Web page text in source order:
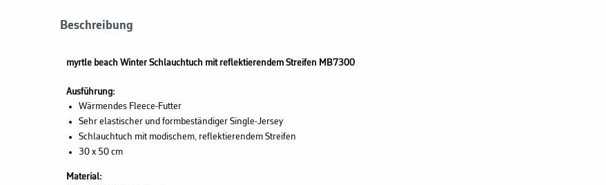
Beschreibung
myrtle beach Winter Schlauchtuch mit reflektierendem Streifen MB7300
Ausführung:
Wärmendes Fleece-Futter
Sehr elastischer und formbeständiger Single-Jersey
Schlauchtuch mit modischem, reflektierendem Streifen
30 x 50 cm
Material: